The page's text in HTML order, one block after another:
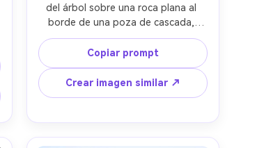
del árbol sobre una roca plana al
borde de una poza de cascada,
ropa deportiva negra minimalista,
cabello húmedo, expresión serena,
niebla suave matutina, reflejos
suaves en el agua, luz de contorno
suave, tomada con Sony A7R V,
cuerpo entero, fondo limpio,
fotorrealista, gradación de color
Copiar prompt
Crear imagen similar ↗